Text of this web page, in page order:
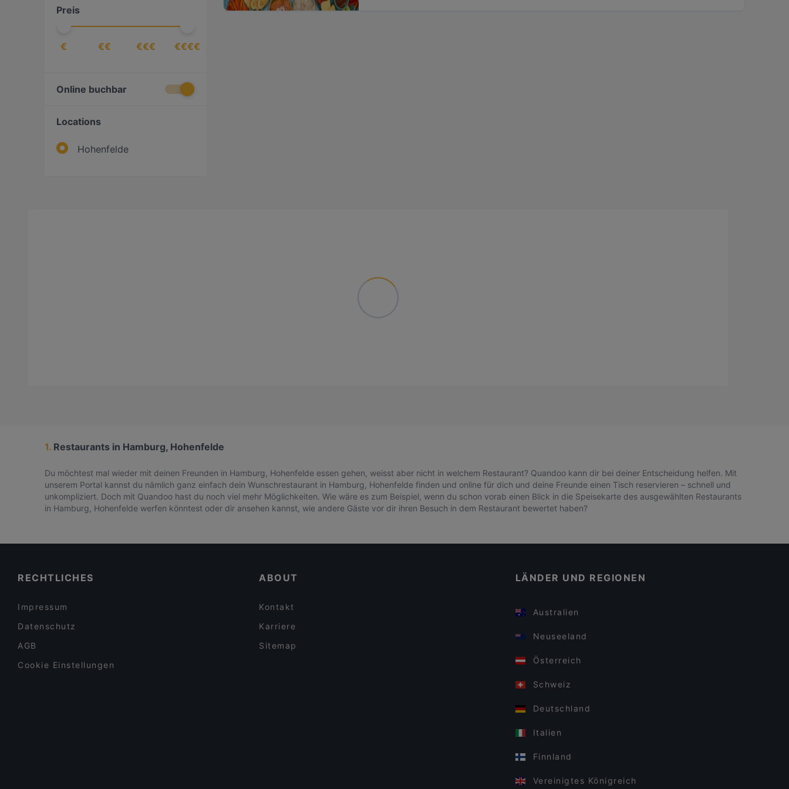
Preis
€ €€ €€€ €€€€
Online buchbar
Locations
Hohenfelde
1. Restaurants in Hamburg, Hohenfelde
Du möchtest mal wieder mit deinen Freunden in Hamburg, Hohenfelde essen gehen, weisst aber nicht in welchem Restaurant? Quandoo kann dir bei deiner Entscheidung helfen. Mit
unserem Portal kannst du nämlich ganz einfach dein Wunschrestaurant in Hamburg, Hohenfelde finden und online für dich und deine Freunde einen Tisch reservieren – schnell und
unkompliziert. Doch mit Quandoo hast du noch viel mehr Möglichkeiten. Wie wäre es zum Beispiel, wenn du schon vorab einen Blick in die Speisekarte des ausgewählten Restaurants
in Hamburg, Hohenfelde werfen könntest oder dir ansehen kannst, wie andere Gäste vor dir ihren Besuch in dem Restaurant bewertet haben?
RECHTLICHES
Impressum
Datenschutz
AGB
Cookie Einstellungen
ABOUT
Kontakt
Karriere
Sitemap
LÄNDER UND REGIONEN
Australien
Neuseeland
Österreich
Schweiz
Deutschland
Italien
Finnland
Vereinigtes Königreich